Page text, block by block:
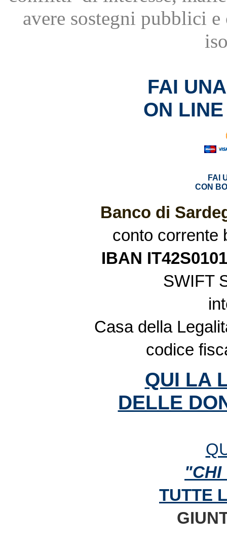
avere sostegni pubblici
FAI
ON
FAI
CON
Banco di
conto corrente
IBAN
SWIFT
Casa della
codice
QUI LA
DELLE
"CHI
TUTTE